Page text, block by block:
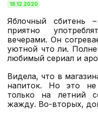
18.12.2020
Яблочный сбитень
приятно
вечерами. Он
уютной что ли.
любимый сериал и
Видела, что в
напиток. Но это
только на летний
жажду. Во-вторых,